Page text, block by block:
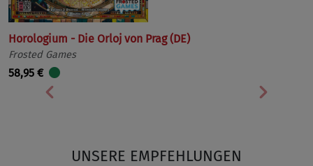
Horologium - Die Orloj von Prag (DE)
Frosted Games
58,95 €
Vorherige
UNSERE EMPFEHLUNGEN